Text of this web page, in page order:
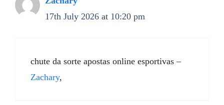
17th July 2026 at 10:20 pm
chute da sorte apostas online esportivas –
Zachary,